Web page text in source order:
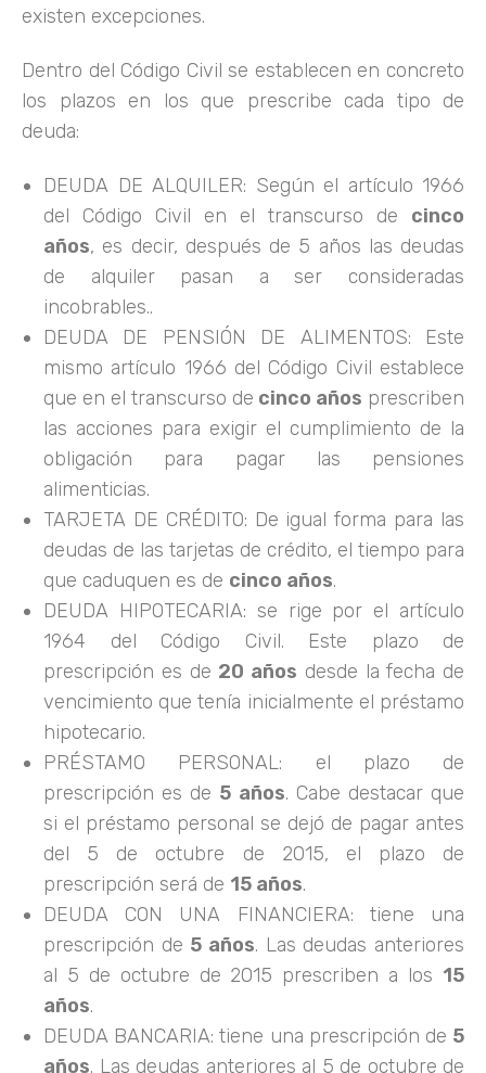
existen excepciones.
Dentro del Código Civil se establecen en concreto
los plazos en los que prescribe cada tipo de
deuda:
DEUDA DE ALQUILER: Según el artículo 1966
del Código Civil en el transcurso de cinco
años, es decir, después de 5 años las deudas
de alquiler pasan a ser consideradas
incobrables..
DEUDA DE PENSIÓN DE ALIMENTOS: Este
mismo artículo 1966 del Código Civil establece
que en el transcurso de cinco años prescriben
las acciones para exigir el cumplimiento de la
obligación para pagar las pensiones
alimenticias.
TARJETA DE CRÉDITO: De igual forma para las
deudas de las tarjetas de crédito, el tiempo para
que caduquen es de cinco años.
DEUDA HIPOTECARIA: se rige por el artículo
1964 del Código Civil. Este plazo de
prescripción es de 20 años desde la fecha de
vencimiento que tenía inicialmente el préstamo
hipotecario.
PRÉSTAMO PERSONAL: el plazo de
prescripción es de 5 años. Cabe destacar que
si el préstamo personal se dejó de pagar antes
del 5 de octubre de 2015, el plazo de
prescripción será de 15 años.
DEUDA CON UNA FINANCIERA: tiene una
prescripción de 5 años. Las deudas anteriores
al 5 de octubre de 2015 prescriben a los 15
años.
DEUDA BANCARIA: tiene una prescripción de 5
años. Las deudas anteriores al 5 de octubre de